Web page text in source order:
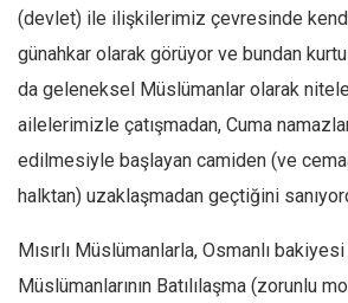
(devlet) ile ilişkilerimiz çevresinde
günahkar olarak görüyor ve bundan
da geleneksel Müslümanlar olarak
ailelerimizle çatışmadan, Cuma
edilmesiyle başlayan camiden (ve
halktan) uzaklaşmadan geçtiğini
Mısırlı Müslümanlarla, Osmanlı
Müslümanlarının Batılılaşma (zorunlu